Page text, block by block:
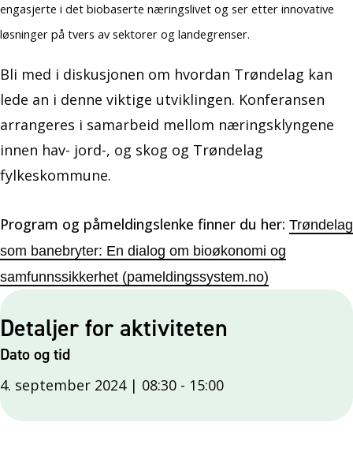
engasjerte i det biobaserte næringslivet og ser etter innovative
løsninger på tvers av sektorer og landegrenser.
Bli med i diskusjonen om hvordan Trøndelag kan
lede an i denne viktige utviklingen. Konferansen
arrangeres i samarbeid mellom næringsklyngene
innen hav- jord-, og skog og Trøndelag
fylkeskommune.
Program og påmeldingslenke finner du her: Trøndelag
som banebryter: En dialog om bioøkonomi og
samfunnssikkerhet (pameldingssystem.no)
Detaljer for aktiviteten
Dato og tid
4. september 2024 | 08:30 - 15:00